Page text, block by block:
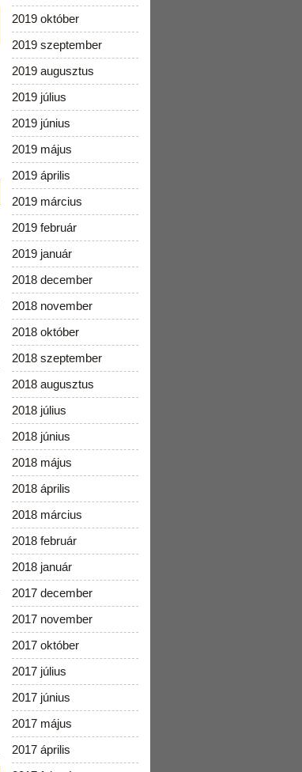
2019 október
2019 szeptember
2019 augusztus
2019 július
2019 június
2019 május
2019 április
2019 március
2019 február
2019 január
2018 december
2018 november
2018 október
2018 szeptember
2018 augusztus
2018 július
2018 június
2018 május
2018 április
2018 március
2018 február
2018 január
2017 december
2017 november
2017 október
2017 július
2017 június
2017 május
2017 április